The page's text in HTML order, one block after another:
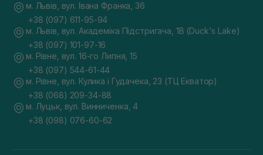
м. Львів, вул. Івана Франка, 36
+38 (097) 611-95-94
м. Львів, вул. Академіка Підстригача, 1В (Duck's Lake)
+38 (097) 101-97-16
м. Рівне, вул. 16-го Липня, 15
+38 (097) 544-61-44
м. Рівне, вул. Кулика і Гудачека, 23 (ТЦ Екватор)
+38 (068) 209-34-88
м. Луцьк, вул. Винниченка, 4
+38 (098) 076-60-62